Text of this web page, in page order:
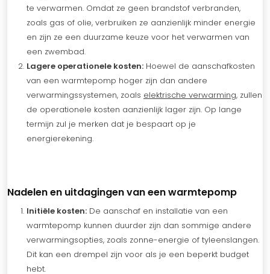
te verwarmen. Omdat ze geen brandstof verbranden,
zoals gas of olie, verbruiken ze aanzienlijk minder energie
en zijn ze een duurzame keuze voor het verwarmen van
een zwembad.
Lagere operationele kosten: Hoewel de aanschafkosten
van een warmtepomp hoger zijn dan andere
verwarmingssystemen, zoals elektrische verwarming, zullen
de operationele kosten aanzienlijk lager zijn. Op lange
termijn zul je merken dat je bespaart op je
energierekening.
Nadelen en uitdagingen van een warmtepomp
Initiële kosten: De aanschaf en installatie van een
warmtepomp kunnen duurder zijn dan sommige andere
verwarmingsopties, zoals zonne-energie of tyleenslangen.
Dit kan een drempel zijn voor als je een beperkt budget
hebt.